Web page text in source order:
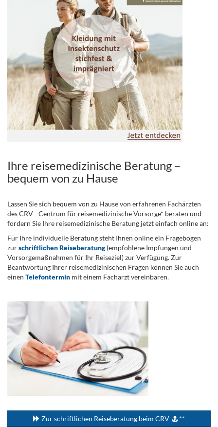
Ihre reisemedizinische Beratung –
bequem von zu Hause
Lassen Sie sich bequem von zu Hause von erfahrenen Fachärzten
des CRV - Centrum für reisemedizinische Vorsorge* beraten und
fordern Sie Ihre reisemedizinische Beratung jetzt einfach online an:
Für Ihre individuelle Beratung steht Ihnen online ein Fragebogen
zurschriftlichen Reiseberatung(empfohlene Impfungen und
Vorsorgemaßnahmen für Ihr Reiseziel) zur Verfügung. Zur
Beantwortung Ihrer reisemedizinischen Fragen können Sie auch
einen Telefontermin mit einem Facharzt vereinbaren.
Zur schriftlichen Reiseberatung beim CRV **